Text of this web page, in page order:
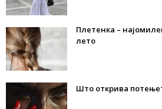
Плетенка –
лето
Што открива